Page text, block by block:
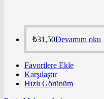
₺31,50Devamını oku
Favorilere Ekle
Karşılaştır
Hızlı Görünüm